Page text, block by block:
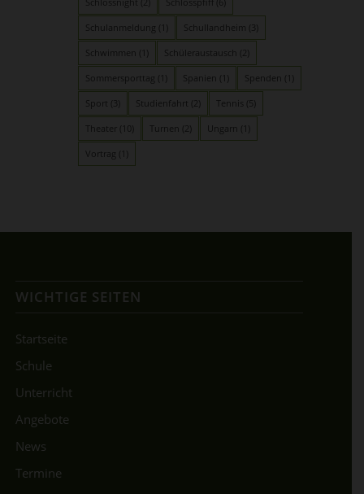
Schulanmeldung (1) Schullandheim (3)
Schwimmen (1) Schüleraustausch (2)
Sommersporttag (1) Spanien (1) Spenden (1)
Sport (3) Studienfahrt (2) Tennis
Theater (10) Turnen (2) Ungarn (1)
Vortrag (1)
WICHTIGE SEITEN
Startseite
Schule
Unterricht
Angebote
News
Termine